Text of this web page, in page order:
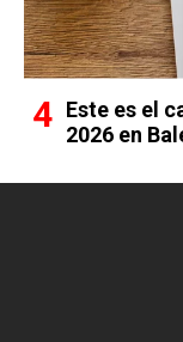
Este es el
2026 en